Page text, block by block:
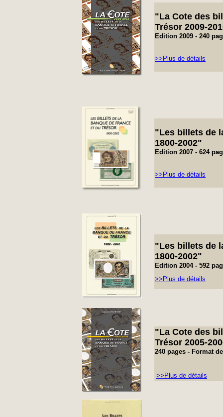
"La Cote des
Trésor 2009-
Edition 2009 - 240
>>Plus de détails
"Les billets de
1800-2002"
Edition 2007 - 624
>>Plus de détails
"Les billets de
1800-2002"
Edition 2004 - 592
>>Plus de détails
"La Cote des
Trésor 2005-
240 pages - Format
>>Plus de détails